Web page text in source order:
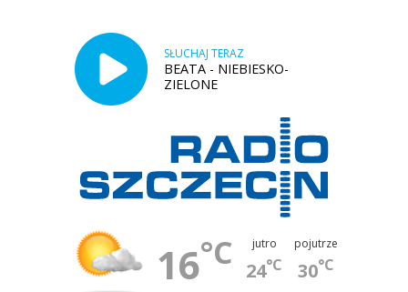
SŁUCHAJ TERAZ
BEATA - NIEBIESKO-
ZIELONE
16°C jutro
24°C
pojutrze
30°C